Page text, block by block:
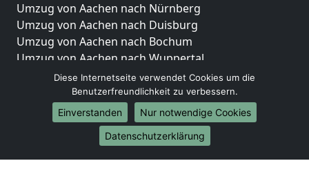
Umzug von Aachen nach Nürnberg
Umzug von Aachen nach Duisburg
Umzug von Aachen nach Bochum
Umzug von Aachen nach Wuppertal
Umzug von Aachen nach Bielefeld
Umzug von Aachen nach Bonn
Umzug von Aachen nach Münster
Internationale-Umzüge
Umzug von Aachen nach Brasilien
Diese Internetseite verwendet Cookies um die
Benutzerfreundlichkeit zu verbessern.
Einverstanden
Nur notwendige Cookies
Datenschutzerklärung